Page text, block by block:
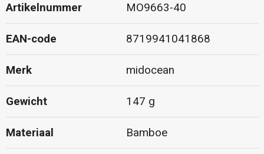
Artikelnummer MO9663-40
EAN-code 8719941041868
Merk midocean
Gewicht 147 g
Materiaal Bamboe